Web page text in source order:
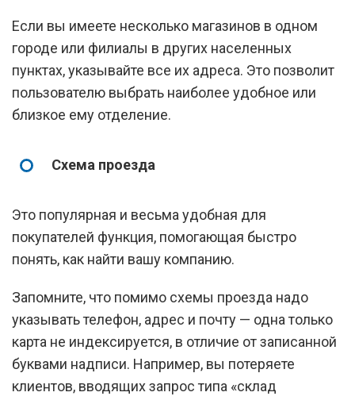
Если вы имеете несколько магазинов в одном
городе или филиалы в других населенных
пунктах, указывайте все их адреса. Это позволит
пользователю выбрать наиболее удобное или
близкое ему отделение.
Схема проезда
Это популярная и весьма удобная для
покупателей функция, помогающая быстро
понять, как найти вашу компанию.
Запомните, что помимо схемы проезда надо
указывать телефон, адрес и почту — одна только
карта не индексируется, в отличие от записанной
буквами надписи. Например, вы потеряете
клиентов, вводящих запрос типа «склад